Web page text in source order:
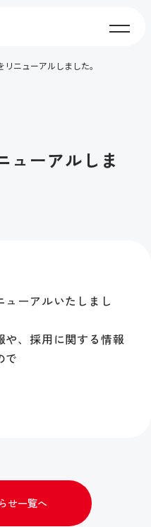
リニューアルしました。
ューアルしま
ーアルいたしまし
や、採用に関する情報
で
せ一覧へ